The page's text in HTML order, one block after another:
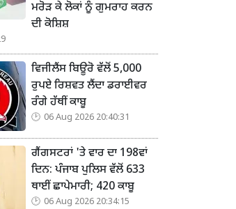
ਮਰੋੜ ਕੇ ਲੋਕਾਂ ਨੂੰ ਗੁਮਰਾਹ ਕਰਨ
ਦੀ ਕੋਸ਼ਿਸ਼
ਵਿਜੀਲੈਂਸ ਬਿਊਰੋ ਵੱਲੋਂ 5,000
ਰੁਪਏ ਰਿਸ਼ਵਤ ਲੈਂਦਾ ਡਰਾਈਵਰ
ਰੰਗੇ ਹੱਥੀਂ ਕਾਬੂ
06 Aug 2026 20:40:31
ਗੈਂਗਸਟਰਾਂ 'ਤੇ ਵਾਰ ਦਾ 198ਵਾਂ
ਦਿਨ: ਪੰਜਾਬ ਪੁਲਿਸ ਵੱਲੋਂ 633
ਥਾਈਂ ਛਾਪੇਮਾਰੀ; 420 ਕਾਬੂ
06 Aug 2026 20:34:15